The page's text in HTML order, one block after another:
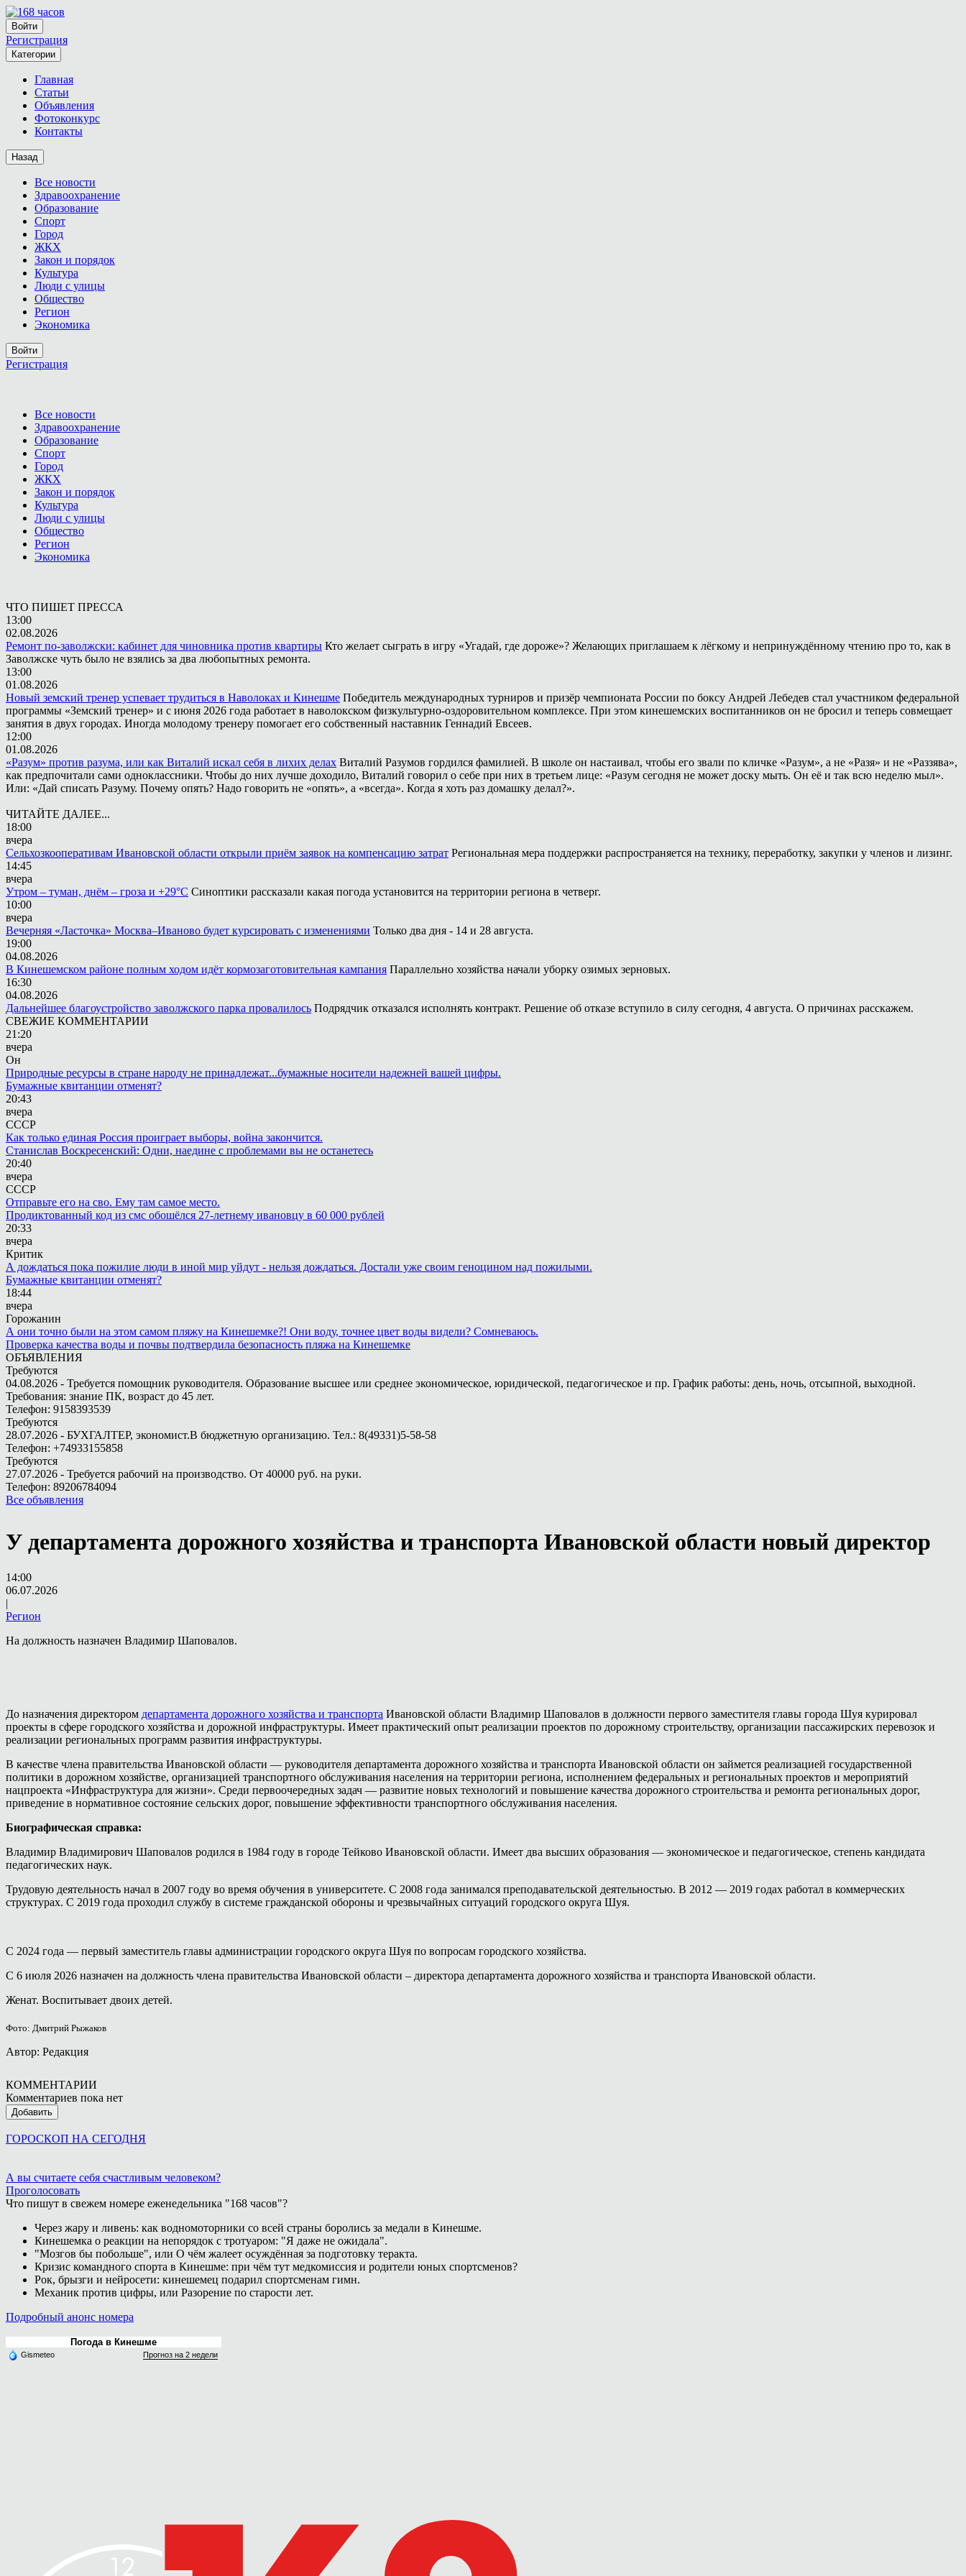
Войти
Регистрация
Категории
Главная
Статьи
Объявления
Фотоконкурс
Контакты
Назад
Все новости
Здравоохранение
Образование
Спорт
Город
ЖКХ
Закон и порядок
Культура
Люди с улицы
Общество
Регион
Экономика
Войти
Регистрация
Все новости
Здравоохранение
Образование
Спорт
Город
ЖКХ
Закон и порядок
Культура
Люди с улицы
Общество
Регион
Экономика
ЧТО ПИШЕТ ПРЕССА
13:00
02.08.2026
Ремонт по-заволжски: кабинет для чиновника против квартиры Кто желает сыграть в игру «Угадай, где дороже»? Желающих приглашаем к лёгкому и непринуждённому чтению про то, как в
Заволжске чуть было не взялись за два любопытных ремонта.
13:00
01.08.2026
Новый земский тренер успевает трудиться в Наволоках и Кинешме Победитель международных турниров и призёр чемпионата России по боксу Андрей Лебедев стал участником федеральной
программы «Земский тренер» и с июня 2026 года работает в наволокском физкультурно-оздоровительном комплексе. При этом кинешемских воспитанников он не бросил и теперь совмещает
занятия в двух городах. Иногда молодому тренеру помогает его собственный наставник Геннадий Евсеев.
12:00
01.08.2026
«Разум» против разума, или как Виталий искал себя в лихих делах Виталий Разумов гордился фамилией. В школе он настаивал, чтобы его звали по кличке «Разум», а не «Разя» и не «Раззява»,
как предпочитали сами одноклассники. Чтобы до них лучше доходило, Виталий говорил о себе при них в третьем лице: «Разум сегодня не может доску мыть. Он её и так всю неделю мыл».
Или: «Дай списать Разуму. Почему опять? Надо говорить не «опять», а «всегда». Когда я хоть раз домашку делал?».
ЧИТАЙТЕ ДАЛЕЕ...
18:00
вчера
Сельхозкооперативам Ивановской области открыли приём заявок на компенсацию затрат Региональная мера поддержки распространяется на технику, переработку, закупки у членов и лизинг.
14:45
вчера
Утром – туман, днём – гроза и +29°С Синоптики рассказали какая погода установится на территории региона в четверг.
10:00
вчера
Вечерняя «Ласточка» Москва–Иваново будет курсировать с изменениями Только два дня - 14 и 28 августа.
19:00
04.08.2026
В Кинешемском районе полным ходом идёт кормозаготовительная кампания Параллельно хозяйства начали уборку озимых зерновых.
16:30
04.08.2026
Дальнейшее благоустройство заволжского парка провалилось Подрядчик отказался исполнять контракт. Решение об отказе вступило в силу сегодня, 4 августа. О причинах расскажем.
СВЕЖИЕ КОММЕНТАРИИ
21:20
вчера
Он
Природные ресурсы в стране народу не принадлежат...бумажные носители надежней вашей цифры.
Бумажные квитанции отменят?
20:43
вчера
СССР
Как только единая Россия проиграет выборы, война закончится.
Станислав Воскресенский: Одни, наедине с проблемами вы не останетесь
20:40
вчера
СССР
Отправьте его на сво. Ему там самое место.
Продиктованный код из смс обошёлся 27-летнему ивановцу в 60 000 рублей
20:33
вчера
Критик
А дождаться пока пожилие люди в иной мир уйдут - нельзя дождаться. Достали уже своим геноцином над пожилыми.
Бумажные квитанции отменят?
18:44
вчера
Горожанин
А они точно были на этом самом пляжу на Кинешемке?! Они воду, точнее цвет воды видели? Сомневаюсь.
Проверка качества воды и почвы подтвердила безопасность пляжа на Кинешемке
ОБЪЯВЛЕНИЯ
Требуются
04.08.2026 - Требуется помощник руководителя. Образование высшее или среднее экономическое, юридической, педагогическое и пр. График работы: день, ночь, отсыпной, выходной.
Требования: знание ПК, возраст до 45 лет.
Телефон: 9158393539
Требуются
28.07.2026 - БУХГАЛТЕР, экономист.В бюджетную организацию. Тел.: 8(49331)5-58-58
Телефон: +74933155858
Требуются
27.07.2026 - Требуется рабочий на производство. От 40000 руб. на руки.
Телефон: 89206784094
Все объявления
У департамента дорожного хозяйства и транспорта Ивановской области новый директор
14:00
06.07.2026
|
Регион
На должность назначен Владимир Шаповалов.
До назначения директором департамента дорожного хозяйства и транспорта Ивановской области Владимир Шаповалов в должности первого заместителя главы города Шуя курировал
проекты в сфере городского хозяйства и дорожной инфраструктуры. Имеет практический опыт реализации проектов по дорожному строительству, организации пассажирских перевозок и
реализации региональных программ развития инфраструктуры.
В качестве члена правительства Ивановской области — руководителя департамента дорожного хозяйства и транспорта Ивановской области он займется реализацией государственной
политики в дорожном хозяйстве, организацией транспортного обслуживания населения на территории региона, исполнением федеральных и региональных проектов и мероприятий
нацпроекта «Инфраструктура для жизни». Среди первоочередных задач — развитие новых технологий и повышение качества дорожного строительства и ремонта региональных дорог,
приведение в нормативное состояние сельских дорог, повышение эффективности транспортного обслуживания населения.
Биографическая справка:
Владимир Владимирович Шаповалов родился в 1984 году в городе Тейково Ивановской области. Имеет два высших образования — экономическое и педагогическое, степень кандидата
педагогических наук.
Трудовую деятельность начал в 2007 году во время обучения в университете. С 2008 года занимался преподавательской деятельностью. В 2012 — 2019 годах работал в коммерческих
структурах. С 2019 года проходил службу в системе гражданской обороны и чрезвычайных ситуаций городского округа Шуя.
С 2024 года — первый заместитель главы администрации городского округа Шуя по вопросам городского хозяйства.
С 6 июля 2026 назначен на должность члена правительства Ивановской области – директора департамента дорожного хозяйства и транспорта Ивановской области.
Женат. Воспитывает двоих детей.
Фото: Дмитрий Рыжаков
Автор: Редакция
КОММЕНТАРИИ
Комментариев пока нет
Добавить
ГОРОСКОП НА СЕГОДНЯ
А вы считаете себя счастливым человеком?
Проголосовать
Что пишут в свежем номере еженедельника "168 часов"?
Через жару и ливень: как водномоторники со всей страны боролись за медали в Кинешме.
Кинешемка о реакции на непорядок с тротуаром: "Я даже не ожидала".
"Мозгов бы побольше", или О чём жалеет осуждённая за подготовку теракта.
Кризис командного спорта в Кинешме: при чём тут медкомиссия и родители юных спортсменов?
Рок, брызги и нейросети: кинешемец подарил спортсменам гимн.
Механик против цифры, или Разорение по старости лет.
Подробный анонс номера
Погода в Кинешме
Gismeteo Прогноз на 2 недели